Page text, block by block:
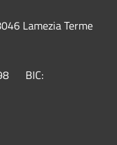
Lamezia Terme
BIC: